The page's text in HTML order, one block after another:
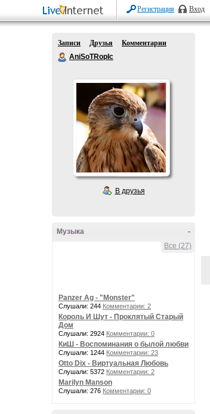
Регистрация Вход
Записи Друзья
Комментарии
AniSoTRopIc
В друзья
-
Музыка
Все (27)
Panzer Ag - "Monster"
Слушали: 244 Комментарии: 2
Король И Шут - Проклятый Старый
Дом
Слушали: 2924 Комментарии: 0
КиШ - Воспоминания о былой любви
Слушали: 1244 Комментарии: 23
Otto Dix - Виртуальная Любовь
Слушали: 5372 Комментарии: 2
Marilyn Manson
Слушали: 276 Комментарии: 0